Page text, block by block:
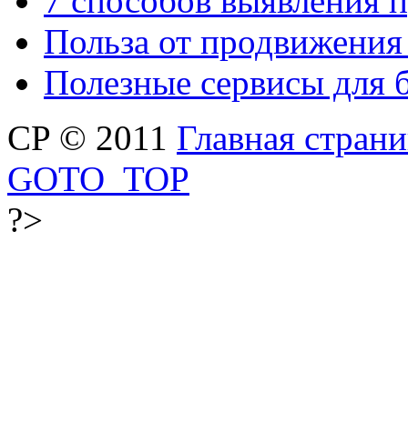
Польза от
Полезные сервисы для
CP © 2011 Главная
GOTO_TOP
?>